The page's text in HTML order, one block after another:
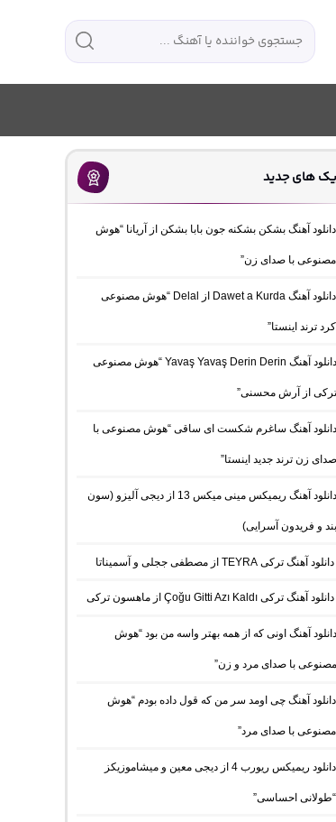
های جدید
دانلود آهنگ بشکن بشکنه جون بابا بشکن از آریانا “هوش
مصنوعی با صدای زن”
دانلود آهنگ Dawet a Kurda از Delal “هوش مصنوعی
کرد ترند اینستا”
دانلود آهنگ Yavaş Yavaş Derin Derin “هوش مصنوعی
ترکی از آرش محسنی”
دانلود آهنگ ساغرم شکست ای ساقی “هوش مصنوعی با
صدای زن ترند جدید اینستا”
دانلود آهنگ ریمیکس مینی میکس 13 از دیجی آلیزو (سون
بند و فریدون آسرایی)
دانلود آهنگ ترکی TEYRA از مصطفی ججلی و آسمیناتا
دانلود آهنگ ترکی Çoğu Gitti Azı Kaldı از ماهسون ترکی
دانلود آهنگ اونی که از همه بهتر واسه من بود “هوش
مصنوعی با صدای مرد و زن”
دانلود آهنگ چی اومد سر من که قول داده بودم “هوش
مصنوعی با صدای مرد”
دانلود ریمیکس ریورب 4 از دیجی معین و میشاموزیکز
“طولانی احساسی”